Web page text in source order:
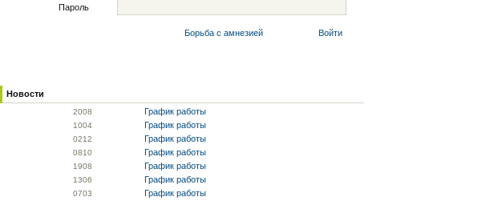
Пароль
Борьба с амнезией Войти
Новости
2008 График работы
1004 График работы
0212 График работы
0810 График работы
1908 График работы
1306 График работы
0703 График работы